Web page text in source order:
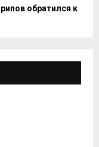
обратился к